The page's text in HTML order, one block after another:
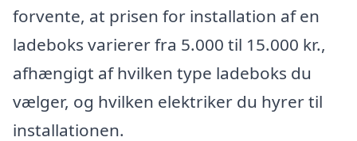
forvente, at prisen for installation af en
ladeboks varierer fra 5.000 til 15.000 kr.,
afhængigt af hvilken type ladeboks du
vælger, og hvilken elektriker du hyrer til
installationen.